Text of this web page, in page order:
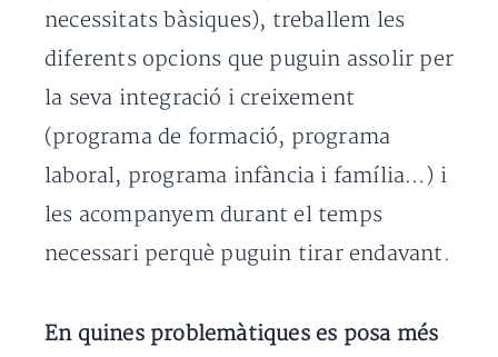
necessitats bàsiques), treballem les
diferents opcions que puguin assolir per
la seva integració i creixement
(programa de formació, programa
laboral, programa infància i família…) i
les acompanyem durant el temps
necessari perquè puguin tirar endavant.
En quines problemàtiques es posa més